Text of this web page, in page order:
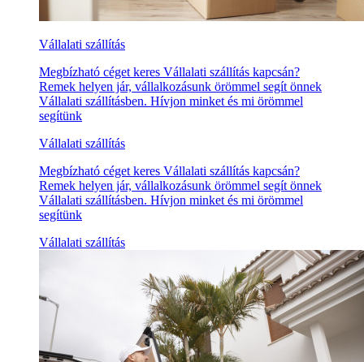
Vállalati szállítás
Megbízható céget keres Vállalati szállítás kapcsán?
Remek helyen jár, vállalkozásunk örömmel segít önnek
Vállalati szállításben. Hívjon minket és mi örömmel
segítünk
Vállalati szállítás
Megbízható céget keres Vállalati szállítás kapcsán?
Remek helyen jár, vállalkozásunk örömmel segít önnek
Vállalati szállításben. Hívjon minket és mi örömmel
segítünk
Vállalati szállítás